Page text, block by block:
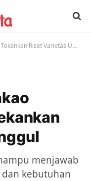
Riset Varietas Unggul
menjawab
kebutuhan